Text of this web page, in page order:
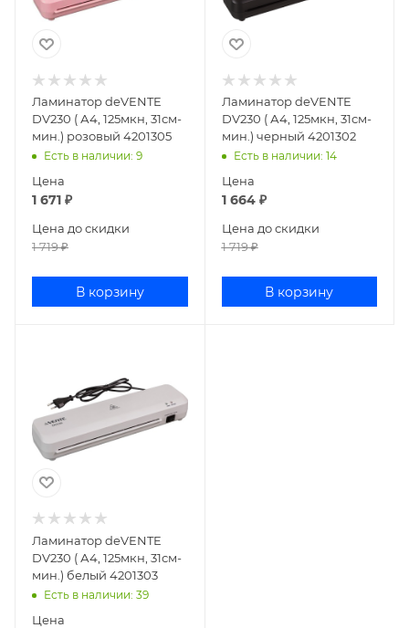
Ламинатор deVENTE
DV230 ( А4, 125мкн, 31см-
мин.) розовый 4201305
Есть в наличии: 9
Цена
1 671 ₽
Цена до скидки
1 719₽
В корзину
Ламинатор deVENTE
DV230 ( А4, 125мкн, 31см-
мин.) черный 4201302
Есть в наличии: 14
Цена
1 664₽
Цена до скидки
1 719₽
В корзину
Ламинатор deVENTE
DV230 ( А4, 125мкн, 31см-
мин.) белый 4201303
Есть в наличии: 39
Цена